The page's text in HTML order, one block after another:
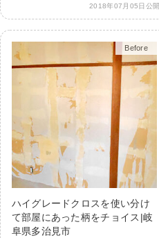
2018年07月05日公開
Before
After
ハイグレードクロスを使い分け
て部屋にあった柄をチョイス|岐
阜県多治見市